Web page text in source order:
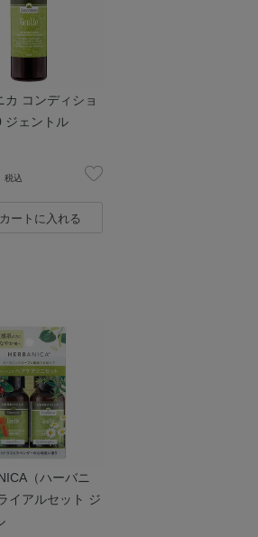
カ コンディショ
ジェントル
税込
カートに入れる
（ハーバニ
イアルセット ジ